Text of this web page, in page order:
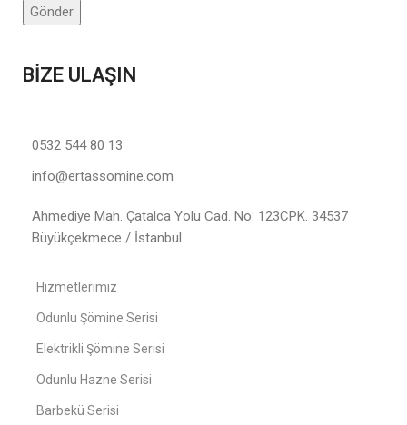
BİZE ULAŞIN
0532 544 80 13
info@ertassomine.com
Ahmediye Mah. Çatalca Yolu Cad. No: 123CPK. 34537
Büyükçekmece / İstanbul
Hizmetlerimiz
Odunlu Şömine Serisi
Elektrikli Şömine Serisi
Odunlu Hazne Serisi
Barbekü Serisi